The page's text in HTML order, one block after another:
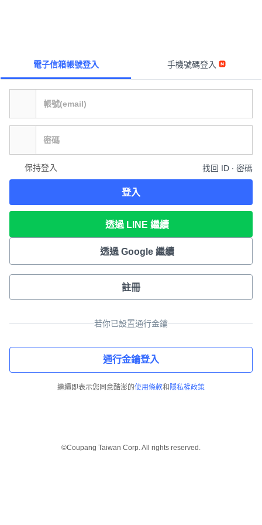
電子信箱帳號登入 手機號碼登入
保持登入 找回 ID ∙ 密碼
登入
透過 LINE 繼續
透過 Google 繼續
註冊
若你已設置通行金鑰
通行金鑰登入
繼續即表示您同意酷澎的使用條款和 隱私權政策
©Coupang Taiwan Corp. All rights reserved.